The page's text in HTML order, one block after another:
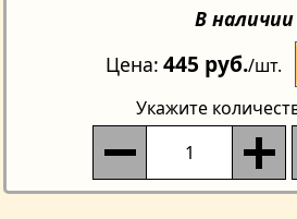
В наличии
Цена 445 руб./шт.
Укажите